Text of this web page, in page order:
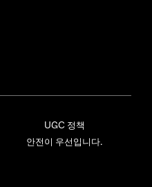
UGC 정책
안전이 우선입니다.